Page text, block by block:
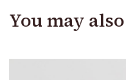
You may